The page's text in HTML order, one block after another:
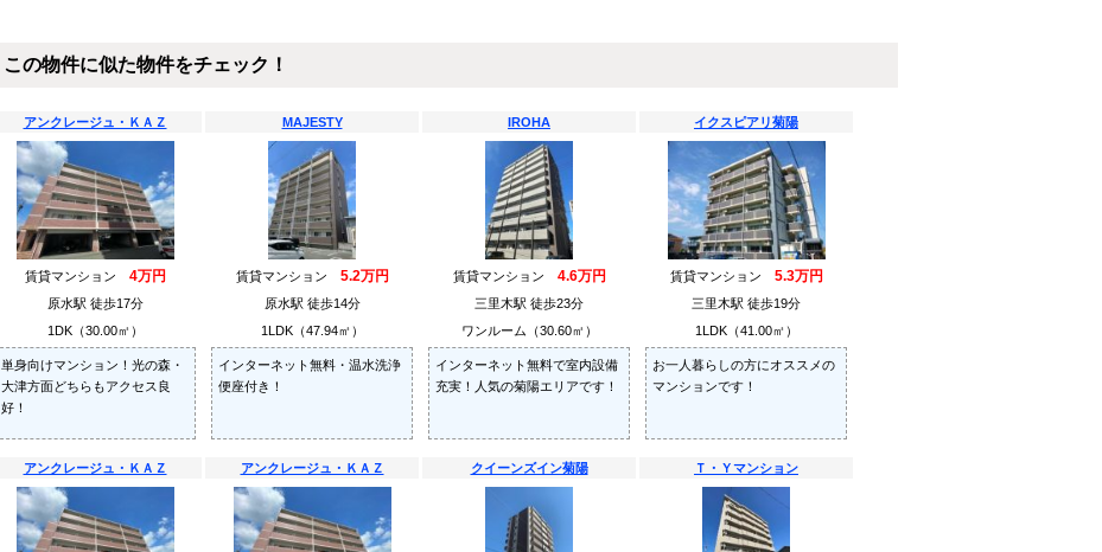
この物件に似た物件をチェック！
アンクレージュ・ＫＡＺ
賃貸マンション 4万円
原水駅 徒歩17分
1DK（30.00㎡）
単身向けマンション！光の森・
大津方面どちらもアクセス良
好！
MAJESTY
賃貸マンション 5.2万円
原水駅 徒歩14分
1LDK（47.94㎡）
インターネット無料・温水洗浄
便座付き！
IROHA
賃貸マンション 4.6万円
三里木駅 徒歩23分
ワンルーム（30.60㎡）
インターネット無料で室内設備
充実！人気の菊陽エリアです！
イクスピアリ菊陽
賃貸マンション 5.3万円
三里木駅 徒歩19分
1LDK（41.00㎡）
お一人暮らしの方にオススメの
マンションです！
アンクレージュ・ＫＡＺ アンクレージュ・ＫＡＺ クイーンズイン菊陽 Ｔ・Ｙマンション